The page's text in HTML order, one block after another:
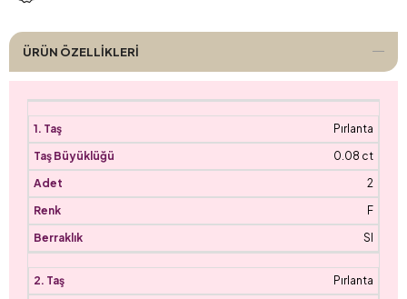
ÜRÜN ÖZELLIKLERI
Pırlanta
0.08 ct
2
F
SI
Pırlanta